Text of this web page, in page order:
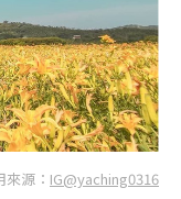
來源： IG@yaching0316